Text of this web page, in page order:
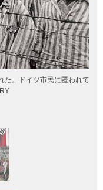
た。ドイツ市民に匿われて